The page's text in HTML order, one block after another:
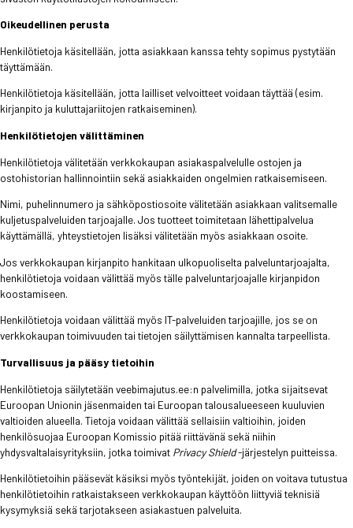
Oikeudellinen perusta
Henkilötietoja käsitellään, jotta asiakkaan kanssa tehty sopimus pystytään
täyttämään.
Henkilötietoja käsitellään, jotta lailliset velvoitteet voidaan täyttää (esim.
kirjanpito ja kuluttajariitojen ratkaiseminen).
Henkilötietojen välittäminen
Henkilötietoja välitetään verkkokaupan asiakaspalvelulle ostojen ja
ostohistorian hallinnointiin sekä asiakkaiden ongelmien ratkaisemiseen.
Nimi, puhelinnumero ja sähköpostiosoite välitetään asiakkaan valitsemalle
kuljetuspalveluiden tarjoajalle. Jos tuotteet toimitetaan lähettipalvelua
käyttämällä, yhteystietojen lisäksi välitetään myös asiakkaan osoite.
Jos verkkokaupan kirjanpito hankitaan ulkopuoliselta palveluntarjoajalta,
henkilötietoja voidaan välittää myös tälle palveluntarjoajalle kirjanpidon
koostamiseen.
Henkilötietoja voidaan välittää myös IT-palveluiden tarjoajille, jos se on
verkkokaupan toimivuuden tai tietojen säilyttämisen kannalta tarpeellista.
Turvallisuus ja pääsy tietoihin
Henkilötietoja säilytetään veebimajutus.ee:n palvelimilla, jotka sijaitsevat
Euroopan Unionin jäsenmaiden tai Euroopan talousalueeseen kuuluvien
valtioiden alueella. Tietoja voidaan välittää sellaisiin valtioihin, joiden
henkilösuojaa Euroopan Komissio pitää riittävänä sekä niihin
yhdysvaltalaisyrityksiin, jotka toimivat Privacy Shield-järjestelyn puitteissa.
Henkilötietoihin pääsevät käsiksi myös työntekijät, joiden on voitava tutustua
henkilötietoihin ratkaistakseen verkkokaupan käyttöön liittyviä teknisiä
kysymyksiä sekä tarjotakseen asiakastuen palveluita.